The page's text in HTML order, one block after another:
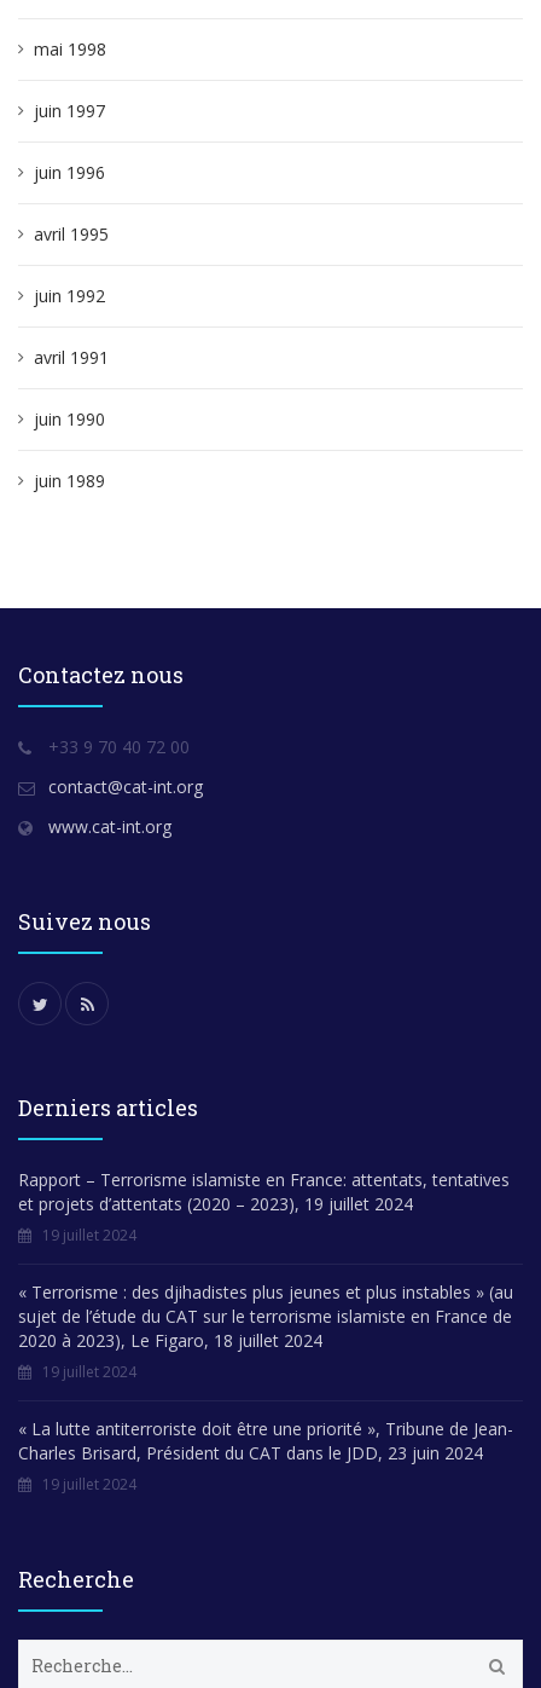
mai 1998
juin 1997
juin 1996
avril 1995
juin 1992
avril 1991
juin 1990
juin 1989
Contactez nous
+33 9 70 40 72 00
contact@cat-int.org
www.cat-int.org
Suivez nous
Derniers articles
Rapport – Terrorisme islamiste en France: attentats, tentatives
et projets d’attentats (2020 – 2023), 19 juillet 2024
19 juillet 2024
« Terrorisme : des djihadistes plus jeunes et plus instables » (au
sujet de l’étude du CAT sur le terrorisme islamiste en France de
2020 à 2023), Le Figaro, 18 juillet 2024
19 juillet 2024
« La lutte antiterroriste doit être une priorité », Tribune de Jean-
Charles Brisard, Président du CAT dans le JDD, 23 juin 2024
19 juillet 2024
Recherche